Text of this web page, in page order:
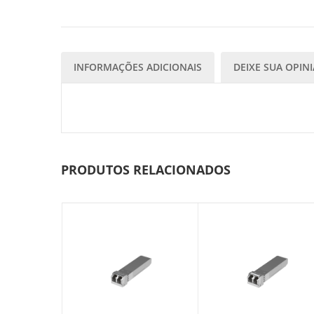
INFORMAÇÕES ADICIONAIS DEIXE SUA
PRODUTOS RELACIONADOS